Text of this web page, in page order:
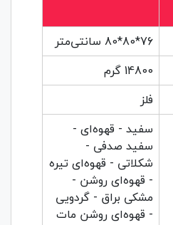
76*80*80 سانتی‌متر
14800 گرم
فلز
سفید - قهوه‌ای -
سفید صدفی -
شکلاتی - قهوه‌ای تیره
- قهوه‌ای روشن -
مشکی براق - گردویی
- قهوه‌ای روشن مات